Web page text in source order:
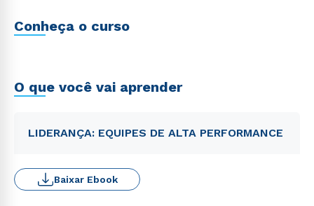
Conheça o curso
O que você vai aprender
LIDERANÇA: EQUIPES DE ALTA PERFORMANCE
Baixar Ebook